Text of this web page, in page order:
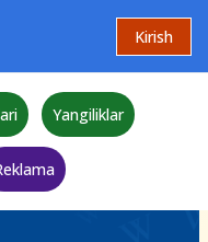
Kirish
Yangiliklar